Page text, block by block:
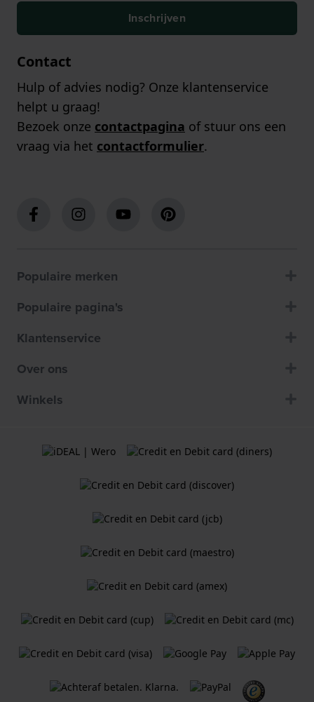
Inschrijven
Contact
Hulp of advies nodig? Onze klantenservice
helpt u graag!
Bezoek onze contactpagina of stuur ons een
vraag via het contactformulier.
Populaire merken
Populaire pagina's
Klantenservice
Over ons
Winkels